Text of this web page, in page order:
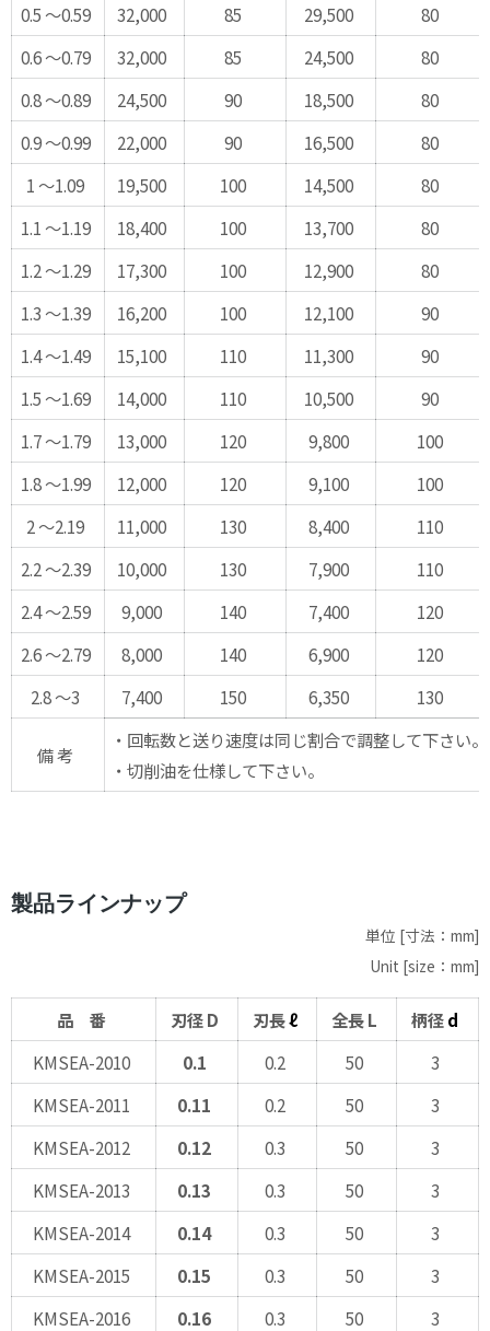
0.5 ～0.59
32,000 85 29,500
80
0.6 ～0.79
32,000 85 24,500
80
0.8 ～0.89
24,500 90 18,500
80
0.9 ～0.99
22,000 90 16,500
80
1 ～1.09
19,500 100 14,500
80
1.1 ～1.19
18,400 100 13,700
80
1.2 ～1.29
17,300 100 12,900
80
1.3 ～1.39
16,200 100 12,100
90
1.4 ～1.49
15,100 110 11,300
90
1.5 ～1.69
14,000 110 10,500
90
1.7 ～1.79
13,000 120 9,800
100
1.8 ～1.99
12,000 120 9,100
100
2 ～2.19
11,000 130 8,400
110
2.2 ～2.39
10,000 130 7,900
110
2.4 ～2.59
9,000 140 7,400
120
2.6 ～2.79
8,000 140 6,900
120
2.8 ～3
7,400 150 6,350 130
備 考
・回転数と送り速度は同じ割合で調整して下さい。
・切削油を仕様して下さい。
製品ラインナップ
単位 [寸法：mm]
Unit [size：mm]
品 番 刃径 D 刃長ℓ 全長 L 柄径d
KMSEA-2010
0.1 0.2 50
3
KMSEA-2011
0.11 0.2 50
3
KMSEA-2012
0.12 0.3 50
3
KMSEA-2013
0.13 0.3 50
3
KMSEA-2014
0.14 0.3 50
3
KMSEA-2015
0.15 0.3 50
3
KMSEA-2016
0.16 0.3 50
3